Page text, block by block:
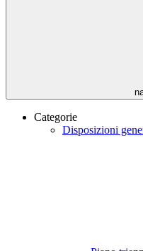
Categorie
Disposizioni